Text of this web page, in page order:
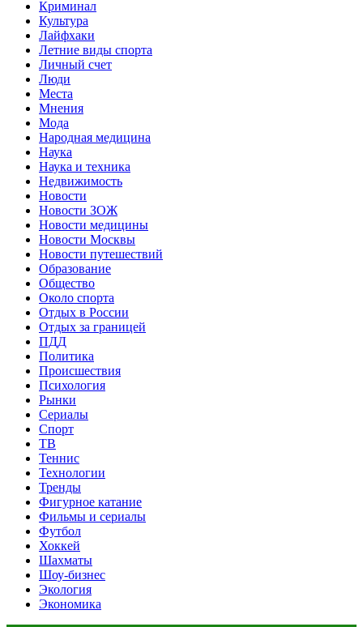
Криминал
Культура
Лайфхаки
Летние виды спорта
Личный счет
Люди
Места
Мнения
Мода
Народная медицина
Наука
Наука и техника
Недвижимость
Новости
Новости ЗОЖ
Новости медицины
Новости Москвы
Новости путешествий
Образование
Общество
Около спорта
Отдых в России
Отдых за границей
ПДД
Политика
Происшествия
Психология
Рынки
Сериалы
Спорт
ТВ
Теннис
Технологии
Тренды
Фигурное катание
Фильмы и сериалы
Футбол
Хоккей
Шахматы
Шоу-бизнес
Экология
Экономика